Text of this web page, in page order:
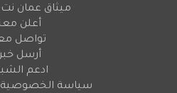
ميثاق عمان نت
أعلن
تواصل
أرسل
ادعم
سياسة الخصوصية